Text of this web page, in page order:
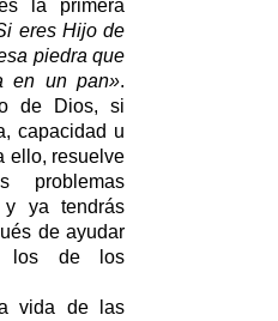
primera
eres Hijo de
piedra que
en un pan».
de Dios, si
capacidad u
ello, resuelve
problemas
y ya tendrás
de ayudar
los de los
de las